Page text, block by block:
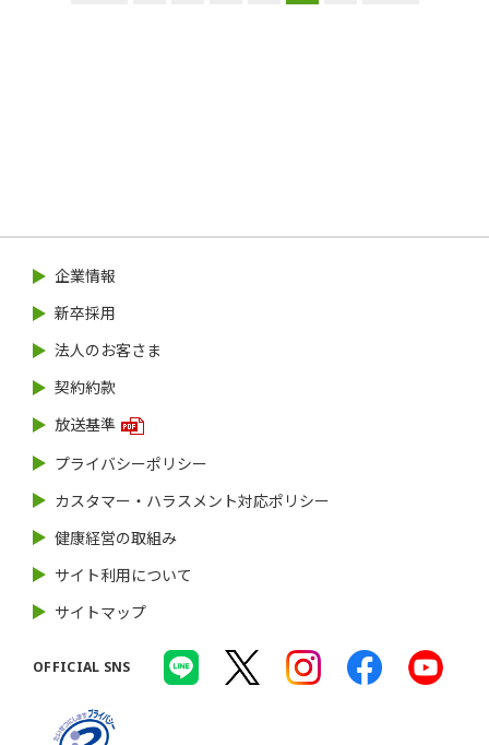
企業情報
新卒採用
法人のお客さま
契約約款
放送基準
プライバシーポリシー
カスタマー・ハラスメント対応ポリシー
健康経営の取組み
サイト利用について
サイトマップ
OFFICIAL SNS